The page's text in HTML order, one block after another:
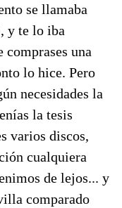
se llamaba
y te lo iba
comprases una
lo hice. Pero
necesidades la
la tesis
varios discos,
cualquiera
de lejos... y
comparado